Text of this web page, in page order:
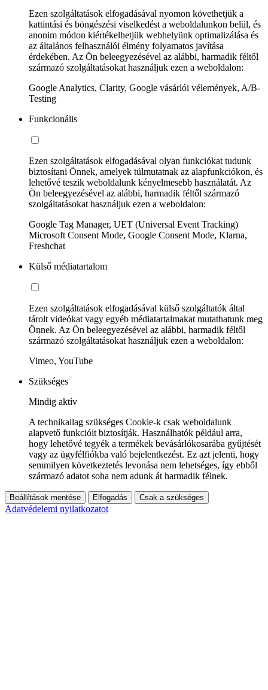
Ezen szolgáltatások elfogadásával nyomon követhetjük a
kattintási és böngészési viselkedést a weboldalunkon belül, és
anonim módon kiértékelhetjük webhelyünk optimalizálása és
az általános felhasználói élmény folyamatos javítása
érdekében. Az Ön beleegyezésével az alábbi, harmadik féltől
származó szolgáltatásokat használjuk ezen a weboldalon:
Google Analytics, Clarity, Google vásárlói vélemények, A/B-
Testing
Funkcionális
Ezen szolgáltatások elfogadásával olyan funkciókat tudunk
biztosítani Önnek, amelyek túlmutatnak az alapfunkciókon, és
lehetővé teszik weboldalunk kényelmesebb használatát. Az
Ön beleegyezésével az alábbi, harmadik féltől származó
szolgáltatásokat használjuk ezen a weboldalon:
Google Tag Manager, UET (Universal Event Tracking)
Microsoft Consent Mode, Google Consent Mode, Klarna,
Freshchat
Külső médiatartalom
Ezen szolgáltatások elfogadásával külső szolgáltatók által
tárolt videókat vagy egyéb médiatartalmakat mutathatunk meg
Önnek. Az Ön beleegyezésével az alábbi, harmadik féltől
származó szolgáltatásokat használjuk ezen a weboldalon:
Vimeo, YouTube
Szükséges
Mindig aktív
A technikailag szükséges Cookie-k csak weboldalunk
alapvető funkcióit biztosítják. Használhatók például arra,
hogy lehetővé tegyék a termékek bevásárlókosarába gyűjtését
vagy az ügyfélfiókba való bejelentkezést. Ez azt jelenti, hogy
semmilyen következtetés levonása nem lehetséges, így ebből
származó adatot soha nem adunk át harmadik félnek.
Beállítások mentése Elfogadás Csak a szükséges
Adatvédelemi nyilatkozatot